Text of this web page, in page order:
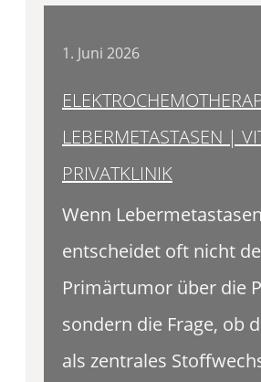
1. Juni 2026
LEBERMETASTASEN |
PRIVATKLINIK
Wenn
entscheidet oft nicht
Primärtumor über die
sondern die Frage, ob
als zentrales